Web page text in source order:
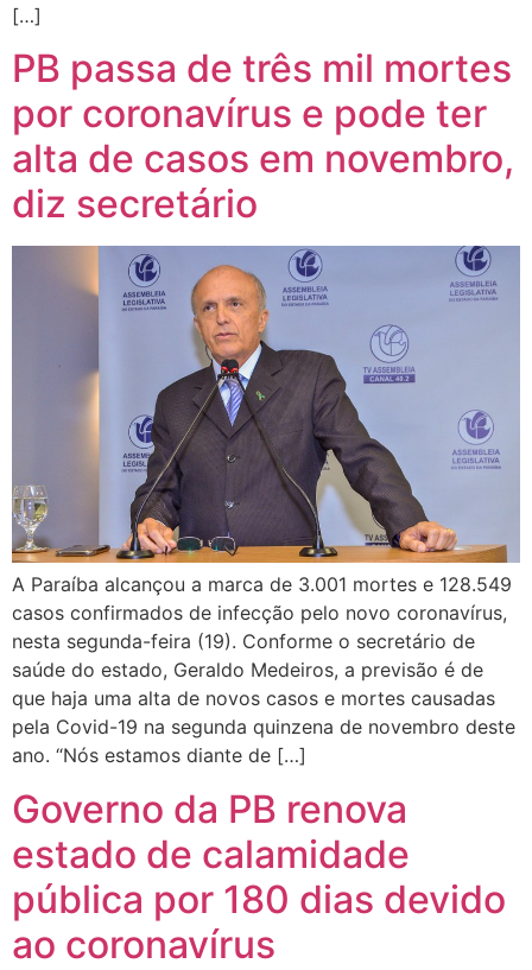
[…]
PB passa de três mil mortes
por coronavírus e pode ter
alta de casos em novembro,
diz secretário
A Paraíba alcançou a marca de 3.001 mortes e 128.549
casos confirmados de infecção pelo novo coronavírus,
nesta segunda-feira (19). Conforme o secretário de
saúde do estado, Geraldo Medeiros, a previsão é de
que haja uma alta de novos casos e mortes causadas
pela Covid-19 na segunda quinzena de novembro deste
ano. “Nós estamos diante de […]
Governo da PB renova
estado de calamidade
pública por 180 dias devido
ao coronavírus